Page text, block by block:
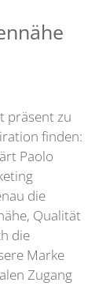
präsent zu
finden:
Paolo
die
Qualität
die
Marke
Zugang